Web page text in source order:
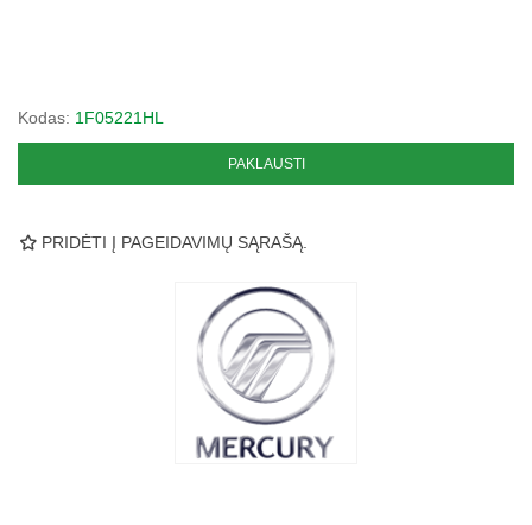
Kodas: 1F05221HL
PAKLAUSTI
PRIDĖTI Į PAGEIDAVIMŲ SĄRAŠĄ.